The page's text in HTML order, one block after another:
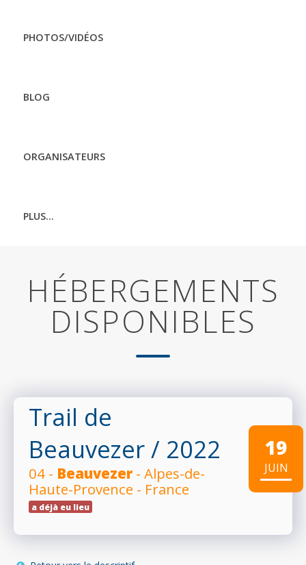
PHOTOS/VIDÉOS
BLOG
ORGANISATEURS
PLUS...
HÉBERGEMENTS
DISPONIBLES
Trail de
Beauvezer/ 2022
04 - Beauvezer - Alpes-de-
Haute-Provence - France
a déjà eu lieu
19
JUIN